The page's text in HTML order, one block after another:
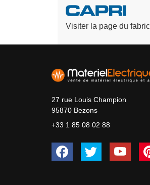
Visiter la page du
27 rue Louis Champion
95870 Bezons
+33 1 85 08 02 88